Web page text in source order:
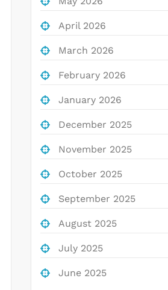
April 2026
March 2026
February 2026
January 2026
December 2025
November 2025
October 2025
September 2025
August 2025
July 2025
June 2025